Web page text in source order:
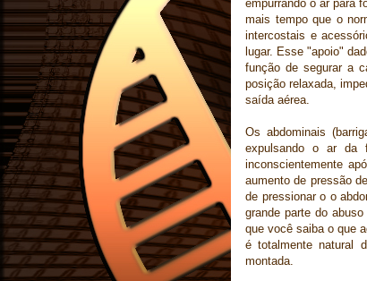
empurrando o ar para
mais tempo que o
intercostais e
lugar. Esse "apoio"
função de segurar a
posição relaxada,
saída aérea.
Os abdominais
expulsando o ar da
inconscientemente
aumento de pressão
de pressionar o o
grande parte do
que você saiba o que
é totalmente natural
montada.